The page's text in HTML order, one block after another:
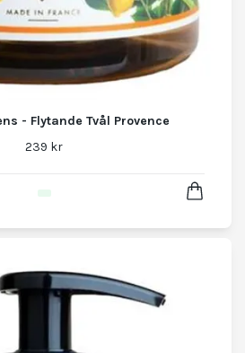
- Flytande Tvål Provence
239 kr